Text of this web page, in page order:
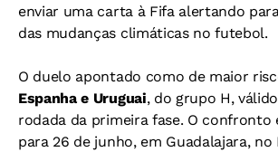
enviar uma carta à Fifa alertando
das mudanças climáticas no futebol.
O duelo apontado como de maior
Espanha e Uruguai, do grupo H,
rodada da primeira fase. O confronto
para 26 de junho, em Guadalajara, no